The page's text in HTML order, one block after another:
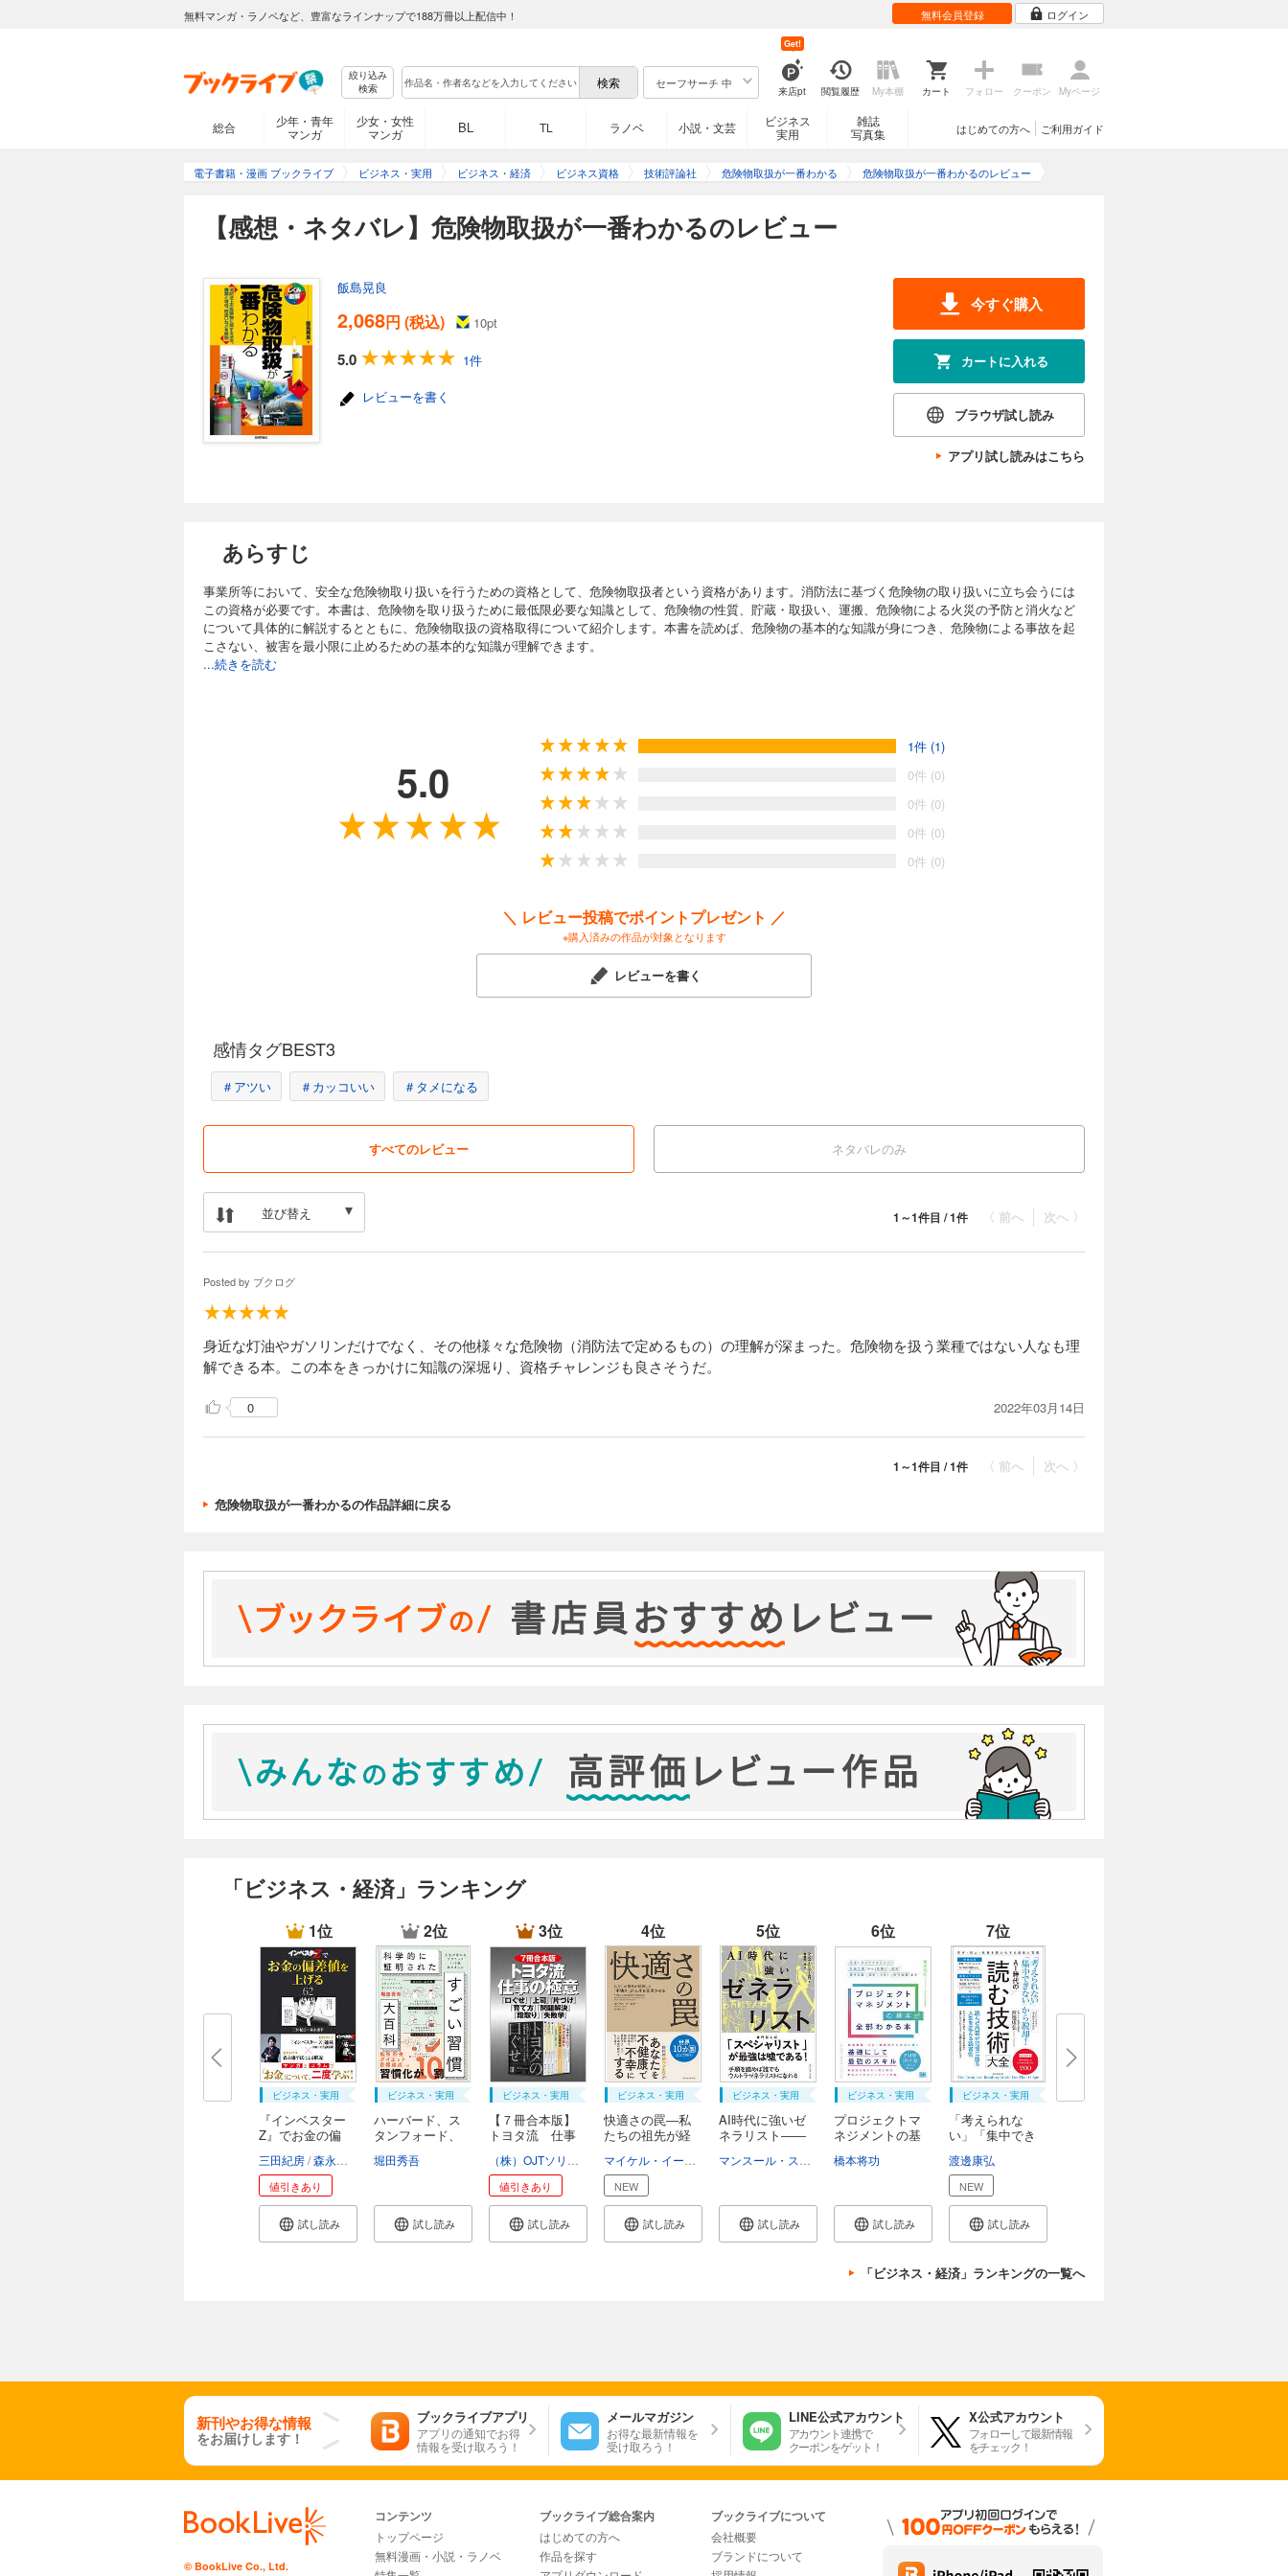
無料マンガ・ラノベなど、豊富なラインナップで188万冊以上配信中！ 無料会員登録 ログイン
絞り込み
検索
セーフサーチ 中
来店pt
Get!
閲覧履歴 My本棚 カート フォロー クーポン Myページ
総合
少年・青年
マンガ
少女・女性
マンガ
BL TL ラノベ 小説・文芸
ビジネス
実用
雑誌
写真集
ご利用ガイド
はじめての方へ
電子書籍・漫画 ブックライブ ビジネス・実用 ビジネス・経済 ビジネス資格 技術評論社 危険物取扱が一番わかる 危険物取扱が一番わかるのレビュー
【感想・ネタバレ】危険物取扱が一番わかるのレビュー
飯島晃良
2,068円 (税込) 10pt
5.0
1件
レビューを書く
今すぐ購入
カートに入れる
ブラウザ試し読み
アプリ試し読みはこちら
あらすじ
事業所等において、安全な危険物取り扱いを行うための資格として、危険物取扱者という資格があります。消防法に基づく危険物の取り扱いに立ち会うには
この資格が必要です。本書は、危険物を取り扱うために最低限必要な知識として、危険物の性質、貯蔵・取扱い、運搬、危険物による火災の予防と消火など
について具体的に解説するとともに、危険物取扱の資格取得について紹介します。本書を読めば、危険物の基本的な知識が身につき、危険物による事故を起
こさない、被害を最小限に止めるための基本的な知識が理解できます。
...続きを読む
5.0
1件 (1)
0件 (0)
0件 (0)
0件 (0)
0件 (0)
＼ レビュー投稿でポイントプレゼント ／
※購入済みの作品が対象となります
レビューを書く
感情タグBEST3
＃アツい ＃カッコいい ＃タメになる
すべてのレビュー ネタバレのみ
並び替え 次へ 〉
〈 前へ
1～1件目 / 1件
Posted by ブクログ
身近な灯油やガソリンだけでなく、その他様々な危険物（消防法で定めるもの）の理解が深まった。危険物を扱う業種ではない人なも理
解できる本。この本をきっかけに知識の深堀り、資格チャレンジも良さそうだ。
0 2022年03月14日
次へ 〉
〈 前へ
1～1件目 / 1件
危険物取扱が一番わかるの作品詳細に戻る
「ビジネス・経済」ランキング
1位
ビジネス・実用
『インベスター
Z』でお金の偏
三田紀房 森永康平
値引きあり
試し読み
2位
ビジネス・実用
ハーバード、ス
タンフォード、
堀田秀吾
試し読み
3位
ビジネス・実用
【７冊合本版】
トヨタ流 仕事
値引きあり
試し読み
4位
ビジネス・実用
快適さの罠―私
たちの祖先が経
須川綾子
NEW
試し読み
5位
ビジネス・実用
AI時代に強いゼ
ネラリスト――
斎藤栄一郎
試し読み
6位
ビジネス・実用
プロジェクトマ
ネジメントの基
橋本将功
試し読み
7位
ビジネス・実用
「考えられな
い」「集中でき
渡邊康弘
NEW
試し読み
「ビジネス・経済」ランキングの一覧へ
新刊やお得な情報
をお届けします！
ブックライブアプリ
アプリの通知でお得
情報を受け取ろう！
メールマガジン
お得な最新情報を
受け取ろう！
LINE公式アカウント
アカウント連携で
クーポンをゲット！
X公式アカウント
フォローして最新情報
をチェック！
© BookLive Co., Ltd.
コンテンツ
トップページ
無料漫画・小説・ラノベ
ブックライブ総合案内
はじめての方へ
作品を探す
ブックライブについて
会社概要
ブランドについて